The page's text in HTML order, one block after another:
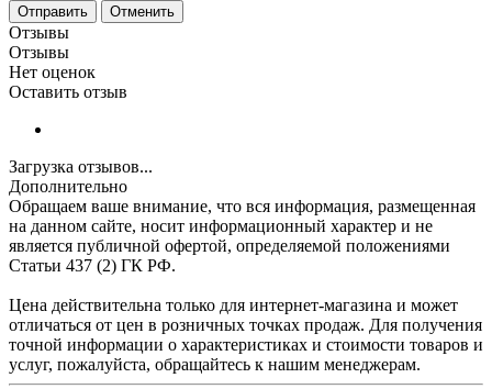
Отменить
Отзывы
Отзывы
Нет оценок
Оставить отзыв
Загрузка отзывов...
Дополнительно
Обращаем ваше внимание, что вся информация, размещенная
на данном сайте, носит информационный характер и не
является публичной офертой, определяемой положениями
Статьи 437 (2) ГК РФ.
Цена действительна только для интернет-магазина и может
отличаться от цен в розничных точках продаж. Для получения
точной информации о характеристиках и стоимости товаров и
услуг, пожалуйста, обращайтесь к нашим менеджерам.